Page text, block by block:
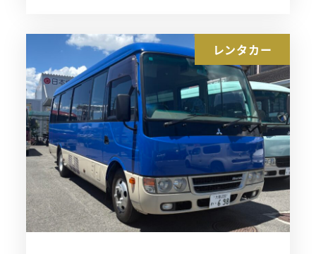
レンタカー